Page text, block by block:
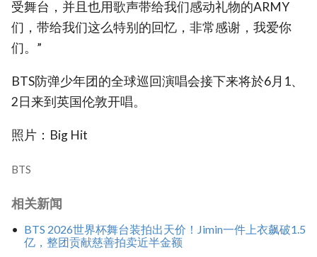
受舞台，并且也用歌声带给我们感动礼物的ARMY
们，带给我们这么特别的回忆，非常感谢，我爱你
们。”
BTS防弹少年团的全球巡回演唱会接下来将於6月1、
2日来到英国伦敦开唱。
照片：Big Hit
BTS
相关新闻
BTS 2026世界杯舞台装拍出天价！Jimin一件上衣飙破1.5
亿，整团贡献慈善拍卖近半金额